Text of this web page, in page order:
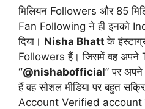
मिलियन Followers और 85
Fan Following ने ही इनको
दिया। Nisha Bhattके
Followers हैं। जिसमें वह अपने
“@nishabofficial” पर अपने
हैं वह सोशल मीडिया पर बहुत
Account Verified account